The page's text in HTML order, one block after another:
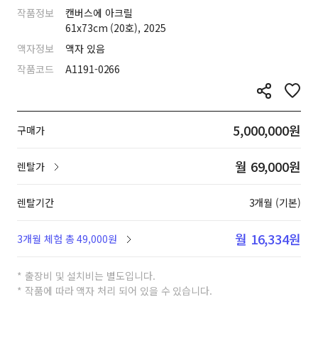
작품정보
캔버스에 아크릴
61x73cm (20호), 2025
액자정보
액자 있음
작품코드
A1191-0266
구매가 5,000,000원
렌탈가 월 69,000원
렌탈기간 3개월 (기본)
3개월 체험 총 49,000원 월 16,334원
* 출장비 및 설치비는 별도입니다.
* 작품에 따라 액자 처리 되어 있을 수 있습니다.